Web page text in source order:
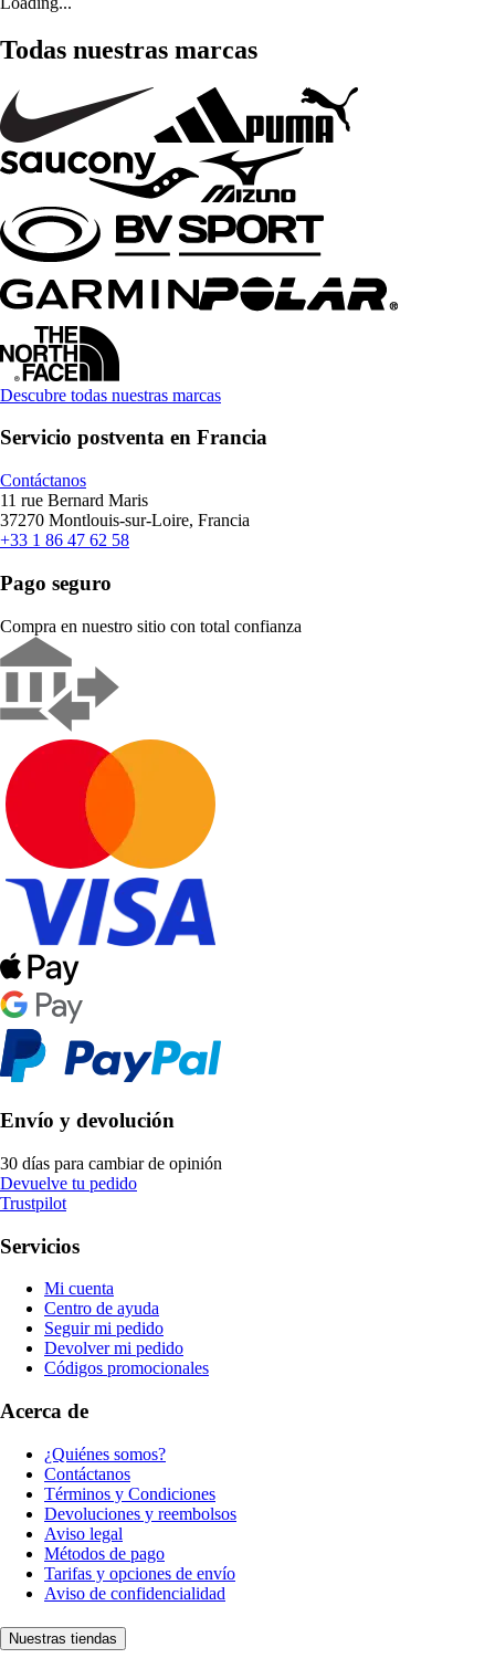
Todas nuestras marcas
Descubre todas nuestras marcas
Servicio postventa en Francia
Contáctanos
11 rue Bernard Maris
37270 Montlouis-sur-Loire, Francia
+33 1 86 47 62 58
Pago seguro
Compra en nuestro sitio con total confianza
Envío y devolución
30 días para cambiar de opinión
Devuelve tu pedido
Trustpilot
Servicios
Mi cuenta
Centro de ayuda
Seguir mi pedido
Devolver mi pedido
Códigos promocionales
Acerca de
¿Quiénes somos?
Contáctanos
Términos y Condiciones
Devoluciones y reembolsos
Aviso legal
Métodos de pago
Tarifas y opciones de envío
Aviso de confidencialidad
Nuestras tiendas